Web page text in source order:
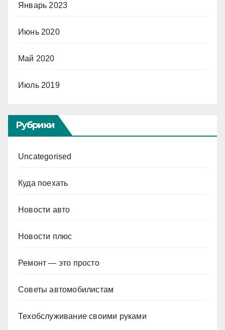
Январь 2023
Июнь 2020
Май 2020
Июль 2019
Рубрики
Uncategorised
Куда поехать
Новости авто
Новости плюс
Ремонт — это просто
Советы автомобилистам
Техобслуживание своими руками